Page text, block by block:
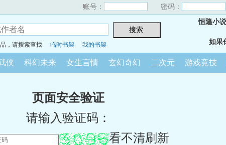
账号： 密码：
，请搜索查找 临时书架 我的书架
恒隆小
如果
侠 科幻未来 女生言情 玄幻奇幻 二次元 游戏竞技
页面安全验证
请输入验证码：
看不清刷新